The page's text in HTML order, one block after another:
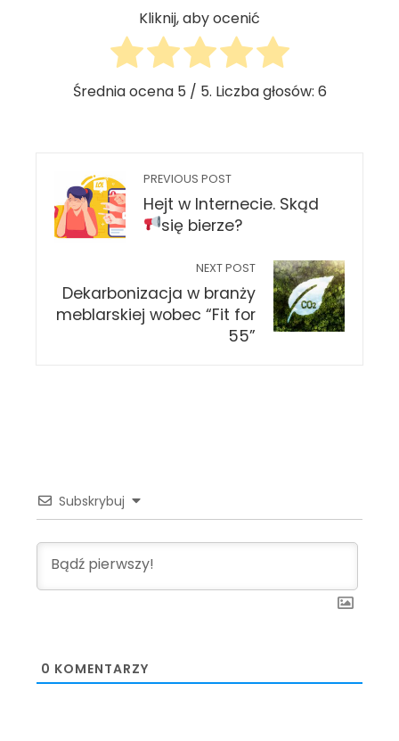
Kliknij, aby ocenić
Średnia ocena 5 / 5. Liczba głosów: 6
PREVIOUS POST
Hejt w Internecie. Skąd
się bierze?
NEXT POST
Dekarbonizacja w branży
meblarskiej wobec “Fit for
55”
Subskrybuj
0 KOMENTARZY